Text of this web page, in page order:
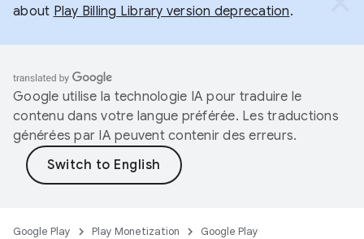
about Play Billing Library version deprecation.
Google utilise la technologie IA pour traduire le
contenu dans votre langue préférée. Les traductions
générées par IA peuvent contenir des erreurs.
Google Play Play Monetization Google Play